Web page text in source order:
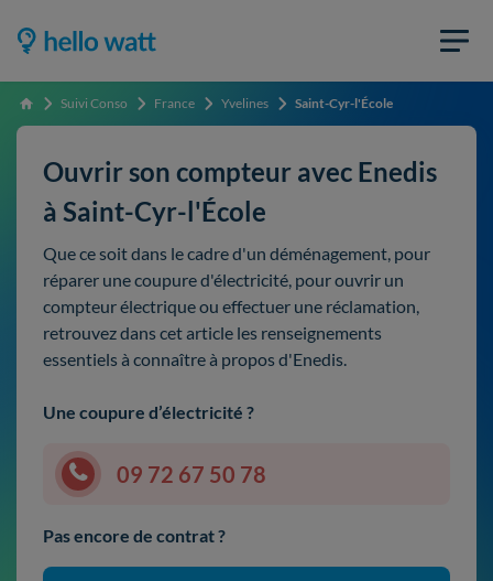
Accueil Suivi Conso France Yvelines Saint-Cyr-l'École
Ouvrir son compteur avec Enedis
à Saint-Cyr-l'École
Que ce soit dans le cadre d'un déménagement, pour
réparer une coupure d'électricité, pour ouvrir un
compteur électrique ou effectuer une réclamation,
retrouvez dans cet article les renseignements
essentiels à connaître à propos d'Enedis.
Une coupure d’électricité ?
09 72 67 50 78
Pas encore de contrat ?